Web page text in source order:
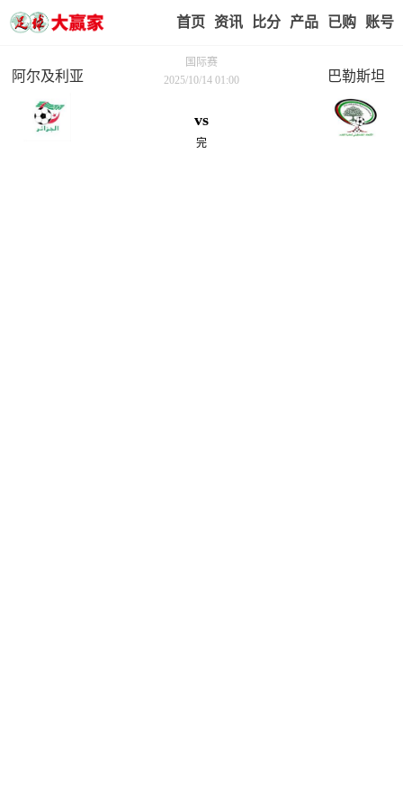
首页 赢家视点赛事比分实战版入口
我的
国际赛
2025/10/14 01:00
vs
完
阿尔及利亚 巴勒斯坦